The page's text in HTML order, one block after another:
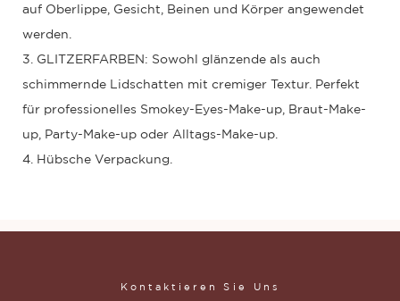
auf Oberlippe, Gesicht, Beinen und Körper angewendet
werden.
3. GLITZERFARBEN: Sowohl glänzende als auch
schimmernde Lidschatten mit cremiger Textur. Perfekt
für professionelles Smokey-Eyes-Make-up, Braut-Make-
up, Party-Make-up oder Alltags-Make-up.
4. Hübsche Verpackung.
Kontaktieren Sie Uns